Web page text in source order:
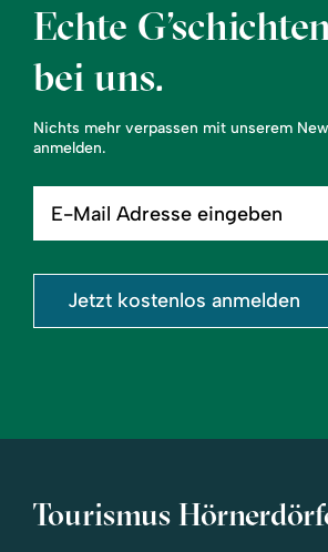
Echte
bei uns.
Nichts mehr verpassen mit unserem
anmelden.
Mail
eingeben
Jetzt kostenlos anmelden
Tourismus